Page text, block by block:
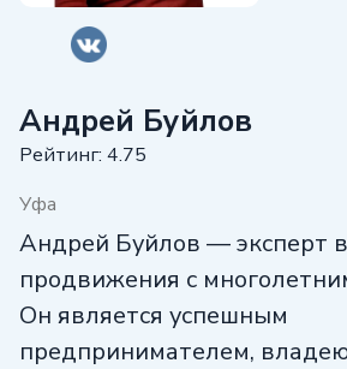
Андрей Буйлов
Рейтинг: 4.75
Уфа
Андрей Буйлов — эксперт в
продвижения с
Он является успешным
предпринимателем,